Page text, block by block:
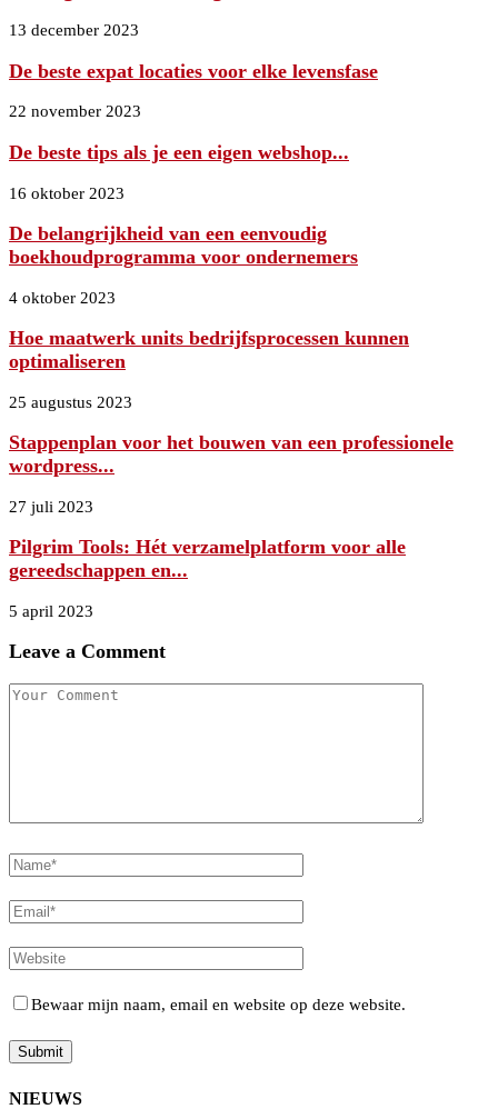
13 december 2023
De beste expat locaties voor elke levensfase
22 november 2023
De beste tips als je een eigen webshop...
16 oktober 2023
De belangrijkheid van een eenvoudig
boekhoudprogramma voor ondernemers
4 oktober 2023
Hoe maatwerk units bedrijfsprocessen kunnen
optimaliseren
25 augustus 2023
Stappenplan voor het bouwen van een professionele
wordpress...
27 juli 2023
Pilgrim Tools: Hét verzamelplatform voor alle
gereedschappen en...
5 april 2023
Leave a Comment
Bewaar mijn naam, email en website op deze website.
NIEUWS